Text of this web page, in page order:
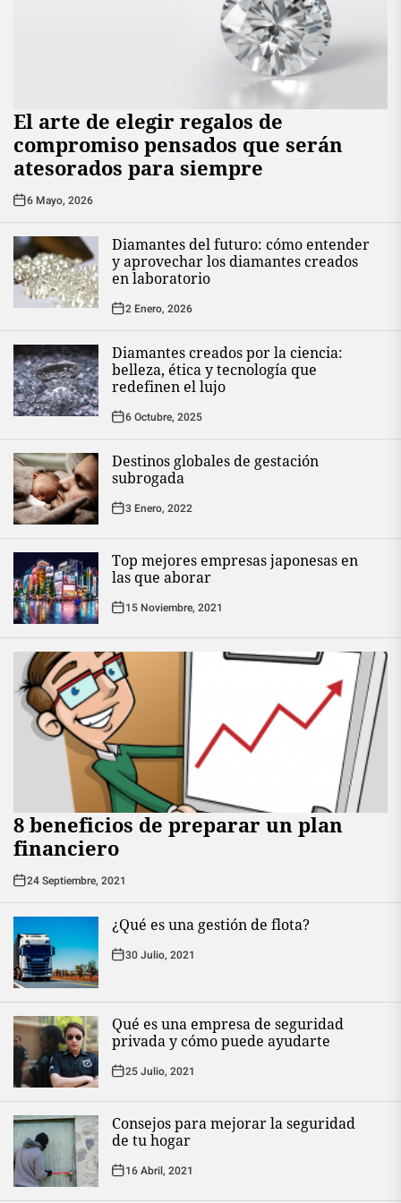
El arte de elegir regalos de
compromiso pensados que serán
atesorados para siempre
6 Mayo, 2026
Diamantes del futuro: cómo entender
y aprovechar los diamantes creados
en laboratorio
2 Enero, 2026
Diamantes creados por la ciencia:
belleza, ética y tecnología que
redefinen el lujo
6 Octubre, 2025
Destinos globales de gestación
subrogada
3 Enero, 2022
Top mejores empresas japonesas en
las que aborar
15 Noviembre, 2021
8 beneficios de preparar un plan
financiero
24 Septiembre, 2021
¿Qué es una gestión de flota?
30 Julio, 2021
Qué es una empresa de seguridad
privada y cómo puede ayudarte
25 Julio, 2021
Consejos para mejorar la seguridad
de tu hogar
16 Abril, 2021